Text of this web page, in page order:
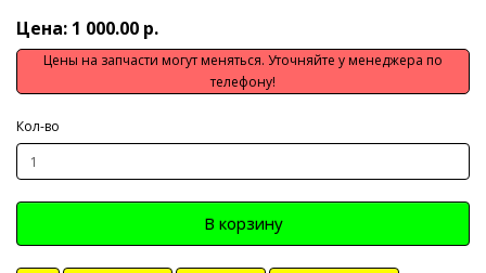
Цена: 1 000.00 р.
Цены на запчасти могут меняться. Уточняйте у менеджера по
телефону!
Кол-во
В корзину